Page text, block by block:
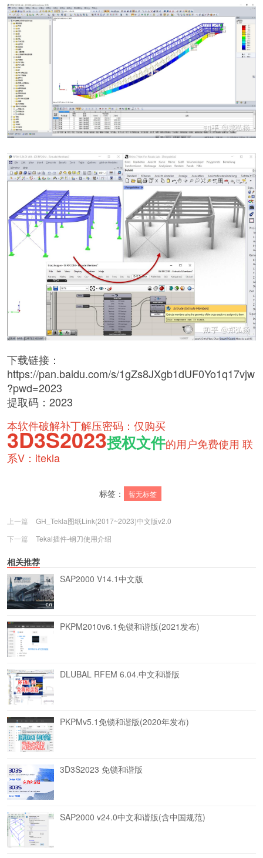
下载链接：
https://pan.baidu.com/s/1gZs8JXgb1dUF0Yo1q17vjw
?pwd=2023
提取码：2023
本软件破解补丁解压密码：仅购买
3D3S2023授权文件的用户免费使用 联
系V：itekla
标签： 暂无标签
上一篇
GH_Tekla图纸Link(2017~2023)中文版v2.0
下一篇
Tekal插件-钢刀使用介绍
相关推荐
SAP2000 V14.1中文版
PKPM2010v6.1免锁和谐版(2021发布)
DLUBAL RFEM 6.04.中文和谐版
PKPMv5.1免锁和谐版(2020年发布)
3D3S2023 免锁和谐版
SAP2000 v24.0中文和谐版(含中国规范)